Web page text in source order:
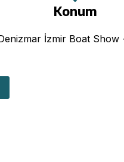
Konum
İzmir Boat Show